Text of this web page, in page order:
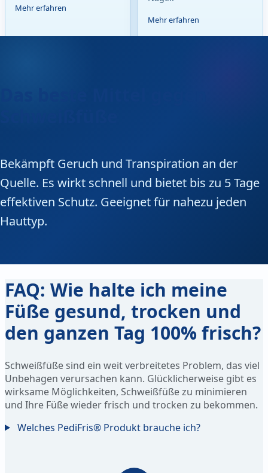
Mehr erfahren
Mehr erfahren
Bekämpft Geruch und Transpiration an der
Quelle. Es wirkt schnell und bietet bis zu 5 Tage
effektiven Schutz. Geeignet für nahezu jeden
Hauttyp.
FAQ: Wie halte ich meine
Füße gesund, trocken und
den ganzen Tag 100% frisch?
Schweißfüße sind ein weit verbreitetes Problem, das viel
Unbehagen verursachen kann. Glücklicherweise gibt es
wirksame Möglichkeiten, Schweißfüße zu minimieren
und Ihre Füße wieder frisch und trocken zu bekommen.
Welches PediFris® Produkt brauche ich?